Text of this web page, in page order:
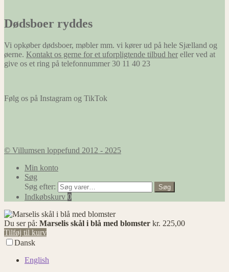
Dødsboer ryddes
Vi opkøber dødsboer, møbler mm. vi kører ud på hele Sjælland og
øerne. Kontakt os gerne for et uforpligtende tilbud her eller ved at
give os et ring på telefonnummer 30 11 40 23
Følg os på Instagram og TikTok
© Villumsen loppefund 2012 - 2025
Min konto
Søg
Søg efter:
Søg
Indkøbskurv 0
Du ser på: Marselis skål i blå med blomster kr. 225,00
Tilføj til kurv
besøgende
på tværs af
Hensigten
er at vise
annoncer,
engagerende
for den
værdifulde
og
tredjeparts
annoncører.
Dansk
English